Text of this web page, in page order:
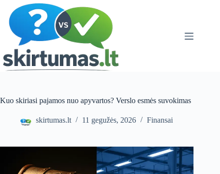
content
Kuo skiriasi pajamos nuo apyvartos? Verslo esmės suvokimas
skirtumas.lt 11 gegužės, 2026 Finansai